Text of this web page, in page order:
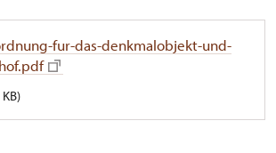
fur-das-denkmalobjekt-und-